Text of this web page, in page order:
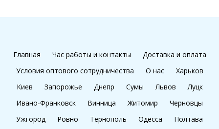
Главная Час работы и контакты
Доставка и оплата
Условия оптового сотрудничества
О нас
Харьков
Киев
Запорожье Днепр Сумы Львов
Луцк
Ивано-Франковск
Винница Житомир
Черновцы
Ужгород
Ровно Тернополь Одесса Полтава